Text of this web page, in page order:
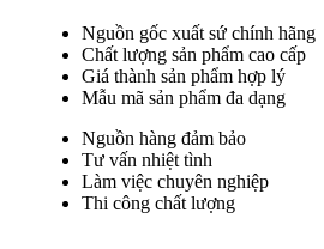
Nguồn gốc xuất sứ chính hãng
Chất lượng sản phẩm cao cấp
Giá thành sản phẩm hợp lý
Mẫu mã sản phẩm đa dạng
Nguồn hàng đảm bảo
Tư vấn nhiệt tình
Làm việc chuyên nghiệp
Thi công chất lượng